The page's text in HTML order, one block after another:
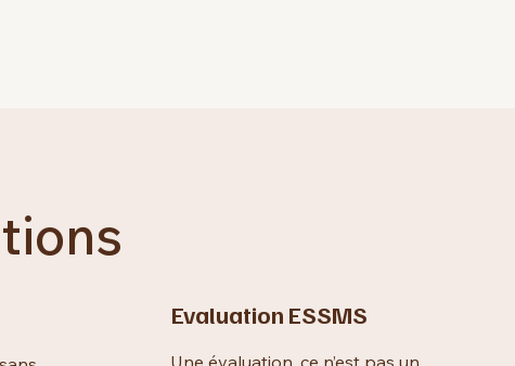
Evaluation ESSMS
Une évaluation, ce n’est pas un